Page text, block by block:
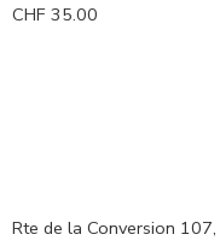
CHF 35.00
Rte de la Conversion